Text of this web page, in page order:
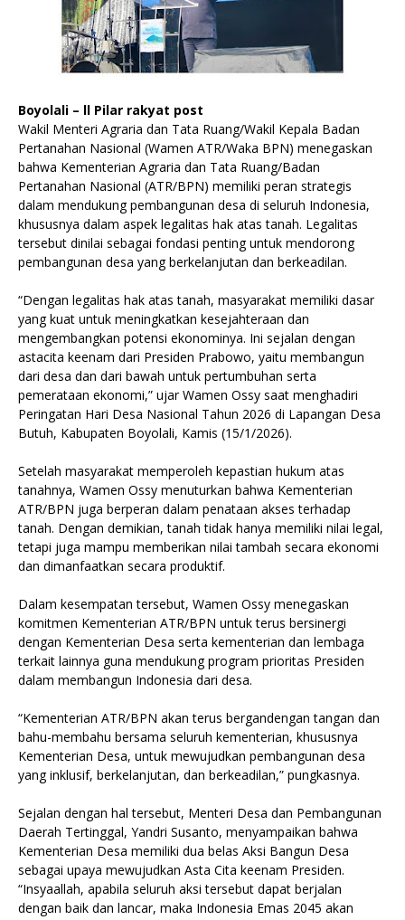
Boyolali – ll Pilar rakyat post
Wakil Menteri Agraria dan Tata Ruang/Wakil Kepala Badan
Pertanahan Nasional (Wamen ATR/Waka BPN) menegaskan
bahwa Kementerian Agraria dan Tata Ruang/Badan
Pertanahan Nasional (ATR/BPN) memiliki peran strategis
dalam mendukung pembangunan desa di seluruh Indonesia,
khususnya dalam aspek legalitas hak atas tanah. Legalitas
tersebut dinilai sebagai fondasi penting untuk mendorong
pembangunan desa yang berkelanjutan dan berkeadilan.
“Dengan legalitas hak atas tanah, masyarakat memiliki dasar
yang kuat untuk meningkatkan kesejahteraan dan
mengembangkan potensi ekonominya. Ini sejalan dengan
astacita keenam dari Presiden Prabowo, yaitu membangun
dari desa dan dari bawah untuk pertumbuhan serta
pemerataan ekonomi,” ujar Wamen Ossy saat menghadiri
Peringatan Hari Desa Nasional Tahun 2026 di Lapangan Desa
Butuh, Kabupaten Boyolali, Kamis (15/1/2026).
Setelah masyarakat memperoleh kepastian hukum atas
tanahnya, Wamen Ossy menuturkan bahwa Kementerian
ATR/BPN juga berperan dalam penataan akses terhadap
tanah. Dengan demikian, tanah tidak hanya memiliki nilai legal,
tetapi juga mampu memberikan nilai tambah secara ekonomi
dan dimanfaatkan secara produktif.
Dalam kesempatan tersebut, Wamen Ossy menegaskan
komitmen Kementerian ATR/BPN untuk terus bersinergi
dengan Kementerian Desa serta kementerian dan lembaga
terkait lainnya guna mendukung program prioritas Presiden
dalam membangun Indonesia dari desa.
“Kementerian ATR/BPN akan terus bergandengan tangan dan
bahu-membahu bersama seluruh kementerian, khususnya
Kementerian Desa, untuk mewujudkan pembangunan desa
yang inklusif, berkelanjutan, dan berkeadilan,” pungkasnya.
Sejalan dengan hal tersebut, Menteri Desa dan Pembangunan
Daerah Tertinggal, Yandri Susanto, menyampaikan bahwa
Kementerian Desa memiliki dua belas Aksi Bangun Desa
sebagai upaya mewujudkan Asta Cita keenam Presiden.
“Insyaallah, apabila seluruh aksi tersebut dapat berjalan
dengan baik dan lancar, maka Indonesia Emas 2045 akan